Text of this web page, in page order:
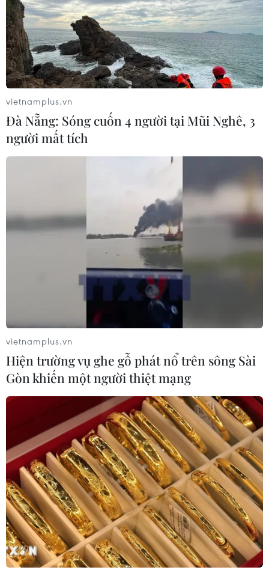
TIN CÙNG CHUYÊN MỤC
Việt Nam là điểm đến hấp dẫn với
doanh nghiệp bán dẫn hàng đầu của
08/08/2026 13:45
Grab bị phạt 1,36 tỷ đồng do vi phạm
quy định bảo vệ quyền lợi người tiêu
dùng
08/08/2026 04:15
vietnamplus.vn
Đà Nẵng: Sóng cuốn 4 người tại Mũi Nghê, 3
người mất tích
vietnamplus.vn
Hiện trường vụ ghe gỗ phát nổ trên sông Sài
Gòn khiến một người thiệt mạng